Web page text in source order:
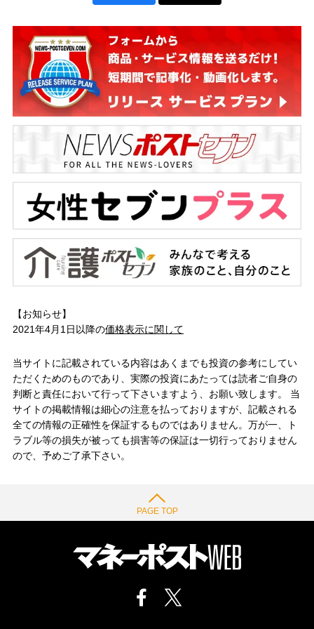
【お知らせ】
2021年4月1日以降の価格表示に関して
当サイトに記載されている内容はあくまでも投資の参考にしてい
ただくためのものであり、実際の投資にあたっては読者ご自身の
判断と責任において行って下さいますよう、お願い致します。 当
サイトの掲載情報は細心の注意を払っておりますが、記載される
全ての情報の正確性を保証するものではありません。万が一、ト
ラブル等の損失が被っても損害等の保証は一切行っておりません
ので、予めご了承下さい。
PAGE TOP